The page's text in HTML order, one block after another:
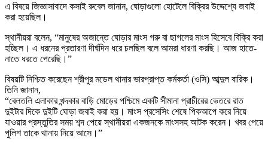
এ বিষয়ে জিজ্ঞাসাবাদে কসাই রুবেল জানান, ঘোড়াগুলো হোটেলে বিক্রির উদ্দেশ্যে জবাই
করা হয়েছিল।
স্থানীয়রা বলেন, “মানুষের অজান্তে ঘোড়ার মাংস গরু বা ছাগলের মাংস হিসেবে বিক্রি করা
হচ্ছিল। এ ধরনের প্রতারণা দীর্ঘদিন ধরে চলছিল বলে আমরা ধারণা করছি। আজ হাতে-
নাতে ধরতে পেরেছি।”
বিষয়টি নিশ্চিত করেছেন শ্রীপুর মডেল থানার ভারপ্রাপ্ত কর্মকর্তা (ওসি) আব্দুল বারিক।
তিনি জানান,
“বেলতলি এলাকার খন্দকার বাড়ি মোড়ের পশ্চিমে একটি সীমানা প্রাচীরের ভেতরে রাত
দুইটার দিকে দুইটি ঘোড়া জবাই করা হয়। মাংস প্রসেসিং শেষে পিকআপে করে নিয়ে
যাওয়ার প্রস্তুতির সময় শব্দ পেয়ে স্থানীয়রা একজনকে মাংসসহ আটক করেন। খবর পেয়ে
পুলিশ তাকে থানায় নিয়ে আসে।”